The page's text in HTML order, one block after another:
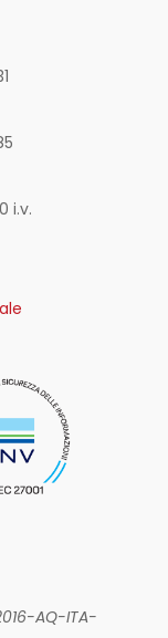
i.v.
AQ-ITA-